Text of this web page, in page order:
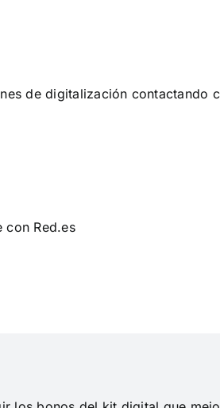
de digitalización contactando
con Red.es